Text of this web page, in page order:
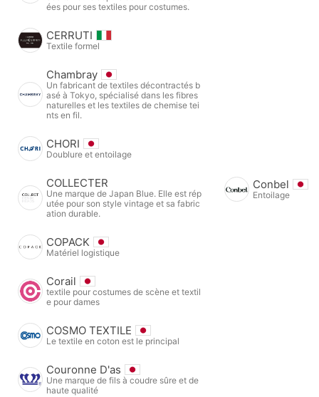
ées pour ses textiles pour costumes.
CERRUTI
Textile formel
Chambray
Un fabricant de textiles décontractés b
asé à Tokyo, spécialisé dans les fibres
naturelles et les textiles de chemise tei
nts en fil.
CHORI
Doublure et entoilage
COLLECTER
Une marque de Japan Blue. Elle est rép
utée pour son style vintage et sa fabric
ation durable.
Conbel
Entoilage
COPACK
Matériel logistique
Corail
textile pour costumes de scène et textil
e pour dames
COSMO TEXTILE
Le textile en coton est le principal
Couronne D'as
Une marque de fils à coudre sûre et de
haute qualité